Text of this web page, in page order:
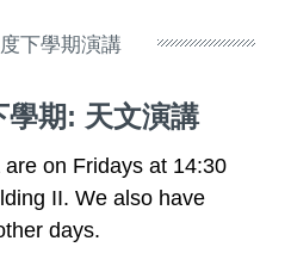
下學期演講
學期: 天文演講
on Fridays at 14:30
II. We also have
days.